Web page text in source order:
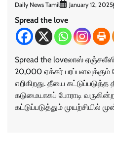
Daily News Tamil January 12, 2025
Spread the love
Spread the loveலாஸ்
20,000 ஏக்கர் பரப்பளவுக்கும்
எறிகிறது. தீயை
கடுமையாகப் போராடி
கட்டுப்படுத்தும் முயற்சியில்